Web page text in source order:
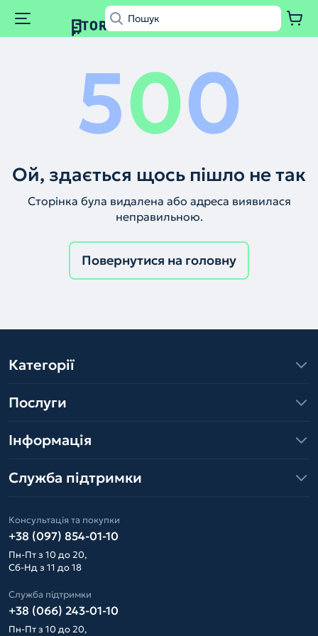
500
Ой, здається щось пішло не так
Сторінка була видалена або адреса виявилася
неправильною.
Повернутися на головну
Категорії
Послуги
Інформація
Служба підтримки
Консультація та покупки
+38 (097) 854-01-10
Пн-Пт з 10 до 20,
Сб-Нд з 11 до 18
Служба підтримки
+38 (066) 243-01-10
Пн-Пт з 10 до 20,